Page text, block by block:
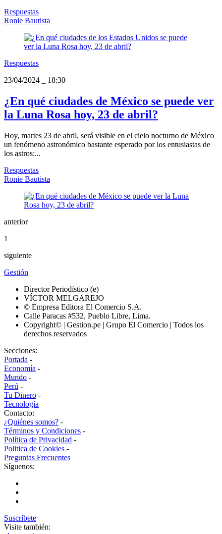
Respuestas
Ronie Bautista
Respuestas
23/04/2024
18:30
¿En qué ciudades de México se puede ver
la Luna Rosa hoy, 23 de abril?
Hoy, martes 23 de abril, será visible en el cielo nocturno de México
un fenómeno astronómico bastante esperado por los entusiastas de
los astros:...
Respuestas
Ronie Bautista
anterior
1
siguiente
Gestión
Director Periodístico (e)
VÍCTOR MELGAREJO
© Empresa Editora El Comercio S.A.
Calle Paracas #532, Pueblo Libre, Lima.
Copyright© | Gestion.pe | Grupo El Comercio | Todos los
derechos reservados
Secciones:
Portada -
Economía -
Mundo -
Perú -
Tu Dinero -
Tecnología
Contacto:
¿Quiénes somos? -
Términos y Condiciones -
Política de Privacidad -
Politica de Cookies -
Preguntas Frecuentes
Síguenos:
Suscríbete
Visite también: